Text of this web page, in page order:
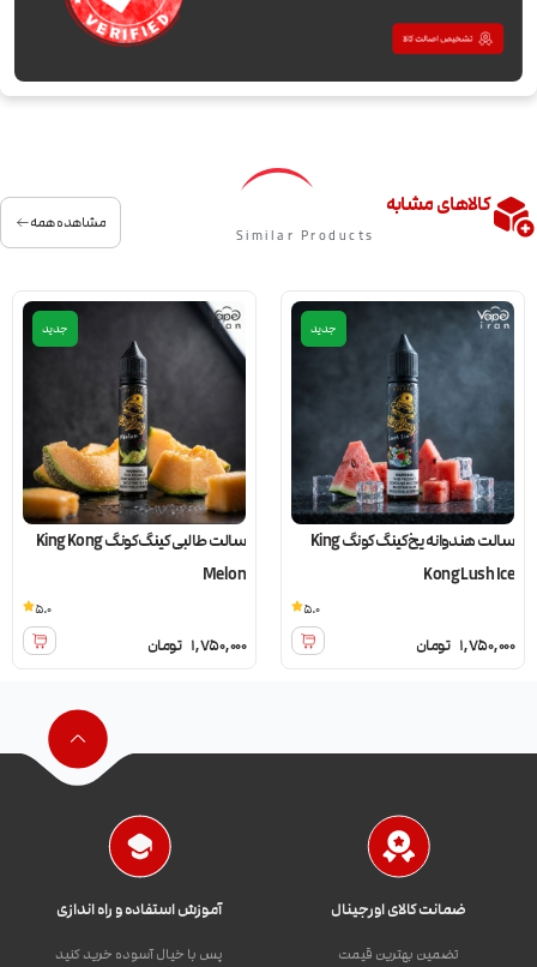
کالاهای مشابه
Similar Products
مشاهده همه
جدید
سالت هندوانه یخ کینگ کونگ King
Kong Lush Ice
1,750,000 تومان
5.0
جدید
سالت طالبی کینگ کونگ King Kong
Melon
1,750,000 تومان
5.0
ضمانت کالای اورجینال
تضمین بهترین قیمت
آموزش استفاده و راه اندازی
پس با خیال آسوده خرید کنید